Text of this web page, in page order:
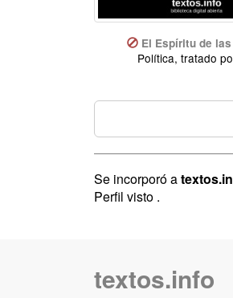
El Espíritu de
Política, tratado
Se incorporó a
Perfil visto .
textos.info